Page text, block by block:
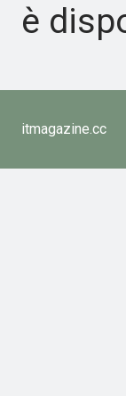
è
itmagazine.cc